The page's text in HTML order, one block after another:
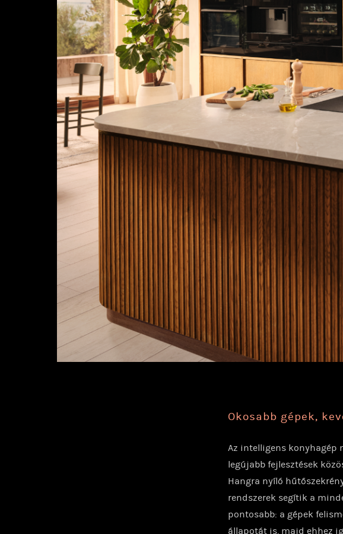
Okosabb gépek,
Az intelligens konyhagép
legújabb fejlesztések
Hangra nyíló
rendszerek segítik a
pontosabb: a gépek
állapotát is, majd ehhez